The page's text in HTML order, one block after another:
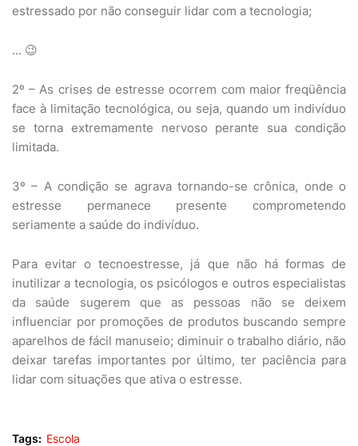
estressado por não conseguir lidar com a tecnologia;
… 😉
2º – As crises de estresse ocorrem com maior freqüência
face à limitação tecnológica, ou seja, quando um indivíduo
se torna extremamente nervoso perante sua condição
limitada.
3º – A condição se agrava tornando-se crônica, onde o
estresse permanece presente comprometendo
seriamente a saúde do indivíduo.
Para evitar o tecnoestresse, já que não há formas de
inutilizar a tecnologia, os psicólogos e outros especialistas
da saúde sugerem que as pessoas não se deixem
influenciar por promoções de produtos buscando sempre
aparelhos de fácil manuseio; diminuir o trabalho diário, não
deixar tarefas importantes por último, ter paciência para
lidar com situações que ativa o estresse.
Tags: Escola